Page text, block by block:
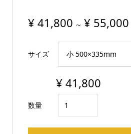
¥ 41,800 ～ ¥ 55,000
サイズ
¥ 41,800
数量
マ
板